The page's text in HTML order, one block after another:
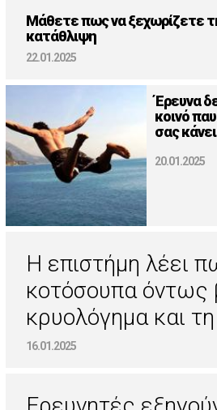
Μάθετε πως να ξεχωρίζετε
κατάθλιψη
22.01.2025
Έρευνα
κοινό
σας
20.01.2025
H επιστήμη λέει
κοτόσουπα όντως
κρυολόγημα και
16.01.2025